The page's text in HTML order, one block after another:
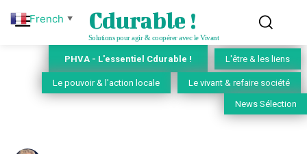
Cdurable !
Solutions pour agir & coopérer avec le Vivant
PHVA - L'essentiel Cdurable ! L'être & les liens
Le pouvoir & l'action locale Le vivant & refaire société
News Sélection
French ▼